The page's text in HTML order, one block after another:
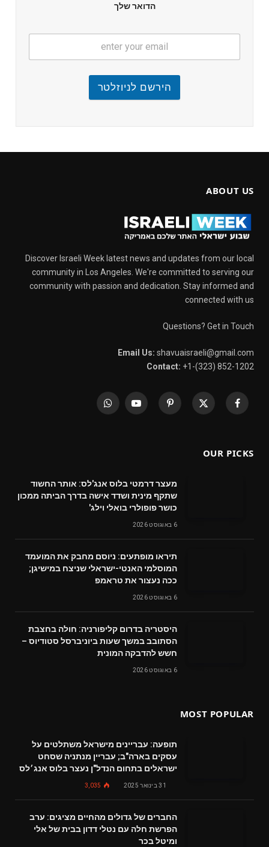
הדואר שלך
הירשם לניוזלטר
ABOUT US
Discover Israeli Week latest news and updates from our local
community in Los Angeles. We're committed to serving our
community with passion and dedication. Stay informed and
connected with us
Questions? Get in Touch
Email Us: shavuaisraeli@gmail.com
Contact: +1-(323) 852-1202
Facebook
X
Pinterest
YouTube
WhatsApp
OUR PICKS
מעצר דרמטי בלוס אנג'לס: אותר החשוד
שתקף מינית ושדד אישה בדרך הביתה ממכון
כושר פופולרי בואלי וילג'
6 באוגוסט 2026
תיראו מופתעים: ניוסם מחבק את המועמד
המוסלמי האנטי-ישראלי שניצח במישיגן;
ככה נעצור את טראמפ
6 באוגוסט 2026
היסטריה בדרום קליפורניה: חולה בחצבת
הסתובב במשך שעות ביוניברסל סטודיוס –
חשש להדבקה המונית
6 באוגוסט 2026
MOST POPULAR
תופעה: עבריינים מישראל משתלטים על
עסקים בארה"ב; עבריין מנתניה שסחט
ישראלים בתחום הנדל"ן נעצר בלוס אנג׳לס
31 בינואר 2025 3,035
החברים של גדולים מהחיים מציגים: ערב
הפרשת חלה עם נטלי דדון בבית של אלי
ומיטל בכר